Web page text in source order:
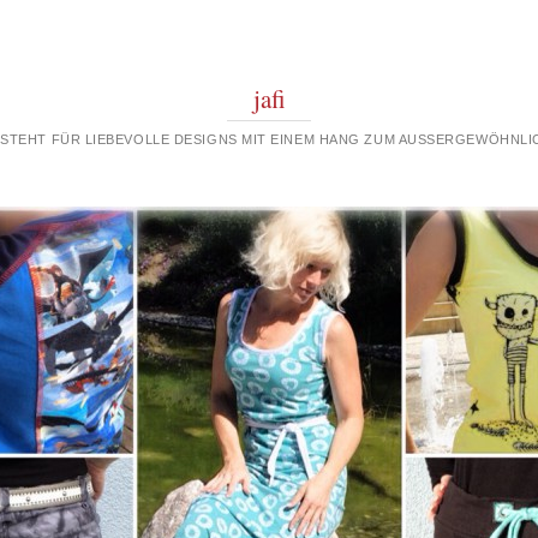
jafi
FÜR LIEBEVOLLE DESIGNS MIT EINEM HANG ZUM